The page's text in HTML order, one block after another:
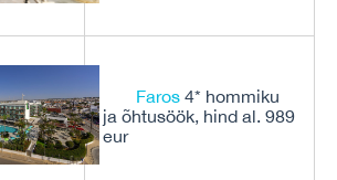
Faros 4* hommiku
ja õhtusöök, hind al. 989
eur